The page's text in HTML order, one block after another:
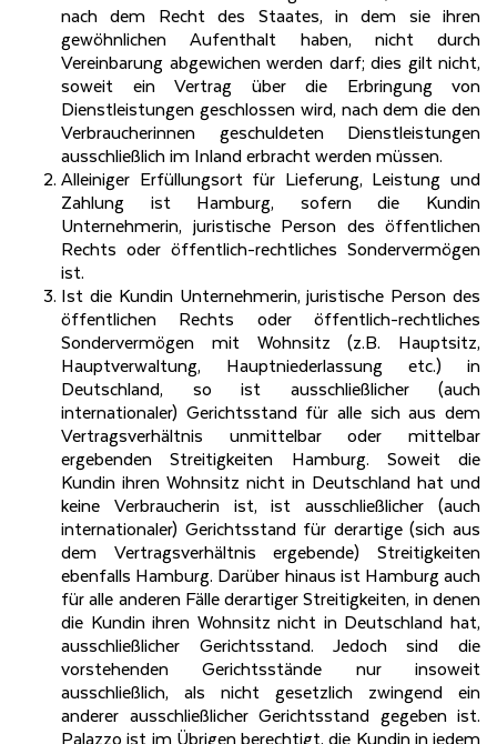
nach dem Recht des Staates, in dem sie ihren
gewöhnlichen Aufenthalt haben, nicht durch
Vereinbarung abgewichen werden darf; dies gilt nicht,
soweit ein Vertrag über die Erbringung von
Dienstleistungen geschlossen wird, nach dem die den
Verbraucherinnen geschuldeten Dienstleistungen
ausschließlich im Inland erbracht werden müssen.
Alleiniger Erfüllungsort für Lieferung, Leistung und
Zahlung ist Hamburg, sofern die Kundin
Unternehmerin, juristische Person des öffentlichen
Rechts oder öffentlich-rechtliches Sondervermögen
ist.
Ist die Kundin Unternehmerin, juristische Person des
öffentlichen Rechts oder öffentlich-rechtliches
Sondervermögen mit Wohnsitz (z.B. Hauptsitz,
Hauptverwaltung, Hauptniederlassung etc.) in
Deutschland, so ist ausschließlicher (auch
internationaler) Gerichtsstand für alle sich aus dem
Vertragsverhältnis unmittelbar oder mittelbar
ergebenden Streitigkeiten Hamburg. Soweit die
Kundin ihren Wohnsitz nicht in Deutschland hat und
keine Verbraucherin ist, ist ausschließlicher (auch
internationaler) Gerichtsstand für derartige (sich aus
dem Vertragsverhältnis ergebende) Streitigkeiten
ebenfalls Hamburg. Darüber hinaus ist Hamburg auch
für alle anderen Fälle derartiger Streitigkeiten, in denen
die Kundin ihren Wohnsitz nicht in Deutschland hat,
ausschließlicher Gerichtsstand. Jedoch sind die
vorstehenden Gerichtsstände nur insoweit
ausschließlich, als nicht gesetzlich zwingend ein
anderer ausschließlicher Gerichtsstand gegeben ist.